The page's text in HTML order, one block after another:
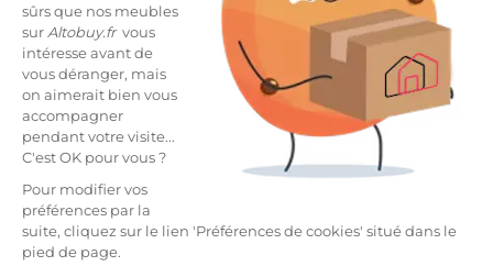
sûrs que nos meubles
sur Altobuy.frvous
intéresse avant de
vous déranger, mais
on aimerait bien vous
accompagner
pendant votre visite...
C'est OK pour vous ?
Pour modifier vos
préférences par la
suite, cliquez sur le lien 'Préférences de cookies' situé dans le
pied de page.
Trucs & astuces
QUIZZ : QUEL EST VOTRE ENVIRONNEMENT DE
TRAVAIL IDÉAL ?